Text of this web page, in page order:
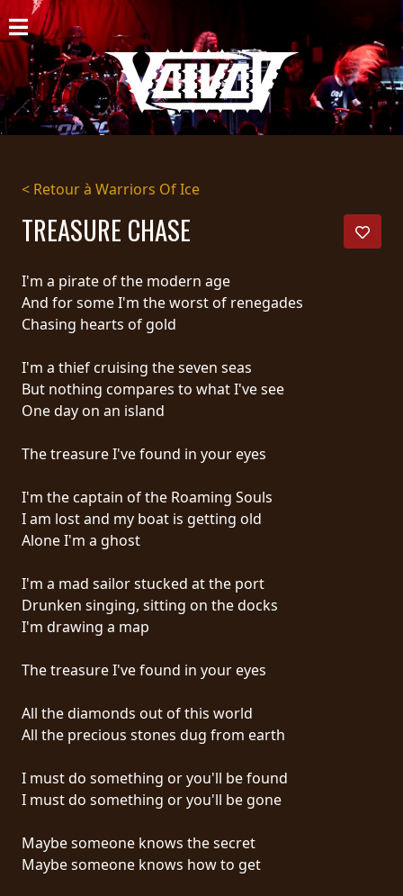
ACCUEIL
NOUVELLES
CONCERTS
DISCOGRAPHIE
GALERIE
PANIER
MAGASIN
DIFFUSION
PRESSE
PIGGY
CONTACT
CONNEXION
NOUS
SOMMES
D'UTILISATION
POLITIQUE
DE
CONFIDENTIALITÉ
CREDITS
< Retour à Warriors Of Ice
TREASURE CHASE
I'm a pirate of the modern age
And for some I'm the worst of renegades
Chasing hearts of gold
I'm a thief cruising the seven seas
But nothing compares to what I've see
One day on an island
The treasure I've found in your eyes
I'm the captain of the Roaming Souls
I am lost and my boat is getting old
Alone I'm a ghost
I'm a mad sailor stucked at the port
Drunken singing, sitting on the docks
I'm drawing a map
The treasure I've found in your eyes
All the diamonds out of this world
All the precious stones dug from earth
I must do something or you'll be found
I must do something or you'll be gone
Maybe someone knows the secret
Maybe someone knows how to get